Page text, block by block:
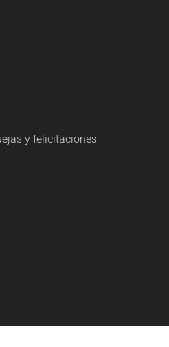
y felicitaciones